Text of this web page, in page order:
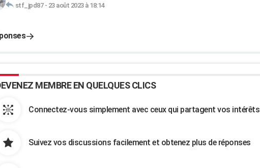
stf_jpd87- 23 août 2023 à 18:14
MEMBRE EN QUELQUES CLICS
Connectez-vous simplement avec ceux qui partagent vos intérêts
Suivez vos discussions facilement et obtenez plus de réponses